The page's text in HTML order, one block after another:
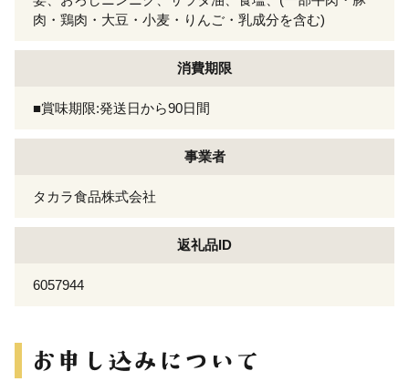
肉・鶏肉・大豆・小麦・りんご・乳成分を含む)
消費期限
■賞味期限:発送日から90日間
事業者
タカラ食品株式会社
返礼品ID
6057944